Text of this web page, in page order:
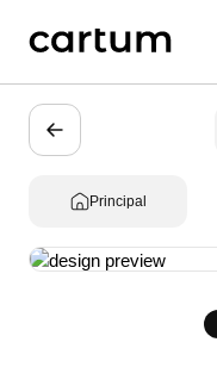
Principal